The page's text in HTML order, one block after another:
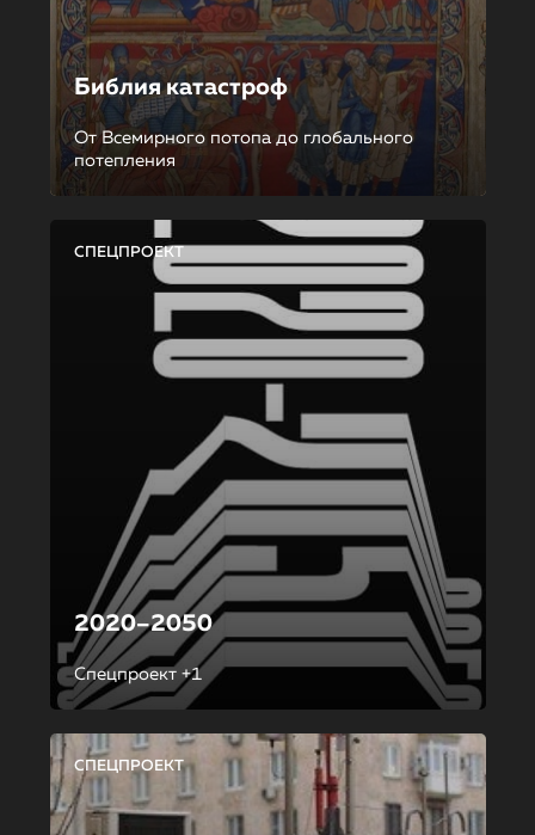
Библия катастроф
От Всемирного потопа до глобального
потепления
СПЕЦПРОЕКТ
2020–2050
Спецпроект +1
СПЕЦПРОЕКТ